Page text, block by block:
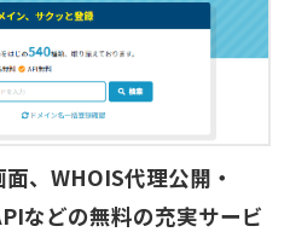
、WHOIS代理公開・
などの無料の充実サービ